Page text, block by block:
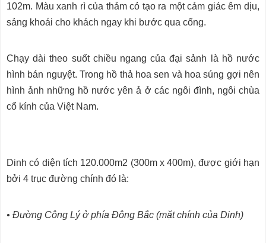
102m. Màu xanh rì của thảm cỏ tạo ra một cảm giác êm dịu,
sảng khoái cho khách ngay khi bước qua cổng.
Chạy dài theo suốt chiều ngang của đại sảnh là hồ nước
hình bán nguyệt. Trong hồ thả hoa sen và hoa súng gợi nên
hình ảnh những hồ nước yên ả ở các ngôi đình, ngôi chùa
cổ kính của Việt Nam.
Dinh có diện tích 120.000m2 (300m x 400m), được giới hạn
bởi 4 trục đường chính đó là:
• Ðường Công Lý ở phía Ðông Bắc (mặt chính của Dinh)